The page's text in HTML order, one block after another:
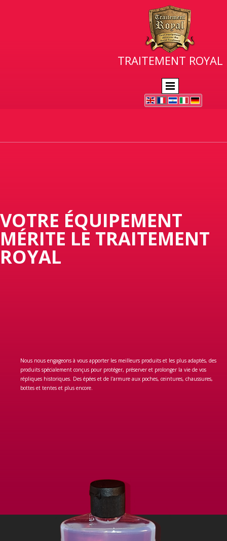
TRAITEMENT ROYAL
VOTRE ÉQUIPEMENT
MÉRITE LE TRAITEMENT
ROYAL
Nous nous engageons à vous apporter les meilleurs produits et les plus adaptés, des
produits spécialement conçus pour protéger, préserver et prolonger la vie de vos
répliques historiques. Des épées et de l'armure aux poches, ceintures, chaussures,
bottes et tentes et plus encore.